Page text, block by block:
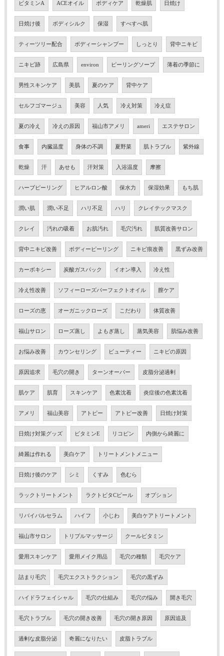
ビタミンA ACEオイル ボディケア 乾燥肌 日焼け
日焼け後 ボディシルク 保湿 すべすべ肌
ティーツリー配合 ボディーシャンプー しっとり 背中ニキビ
ニキビ跡 広島県 environ ピーリングソープ 薄着の季節に
男性スキンケア 美肌 夏のケア 背中ケア
セルフゴマージュ 美容 人気 冷え対策 冷え症
夏の冷え 冷えの原因 福山市アメリ ameri エステサロン
食事 内臓温度 身体の不調 夏野菜 肌トラブル 紫外線
乾燥 汗 あせも 汗対策 入浴温度 摩擦
ハーブピーリング ヒアルロン酸 保水力 保湿効果 もち肌
潤い肌 潤い不足 ハリ不足 ハリ クレイテックマスク
クレイ 汚れの吸着 お肌汚れ 毛穴汚れ 肌質改善サロン
背中ニキビ改善 ボディーピーリング ニキビ痕改善 黒ずみ改善
カーボキシー 炭酸ガスパック イオン導入 冷え性
冷え性改善 ソフィーローズパーフェクトオイル 膣ケア
ローズの恵 オーガニックローズ こだわり 体質改善
福山サロン ローズ蒸し よもぎ蒸し 蒸気美容 肌悩み改善
お悩み改善 カウンセリング ビューティー ニキビの原因
原因追求 毛穴の開き ターンオーバー 皮脂分泌過剰
肌ケア 肌育 スキンケア 色素沈着 炎症後の色素沈着
アメリ 福山美容 アトピー アトピー改善 日焼け対策
日焼け対策グッズ ビタミンE リコピン 内側から綺麗に
綺麗は作れる 美白ケア トリートメントメニュー
日焼け後のケア シミ くすみ 色むら
ラックトリートメント ラクトビタCピール オプション
リバイバルセラム ハイフ 小じわ 美白ケアトリートメント
福山市サロン トリプルマッサージ クールビタミン
愛用スキンケア 愛用メイク用品 毛穴の種類 毛穴ケア
詰まり毛穴 毛穴エクストラクション 毛穴の黒ずみ
ハイドラフェイシャル 毛穴の仕組み 毛穴の悩み 開き毛穴
毛穴トラブル 毛穴の開き改善 毛穴の開き原因 原因追及
過剰な皮脂分泌 奇麗になりたい 皮脂トラブル